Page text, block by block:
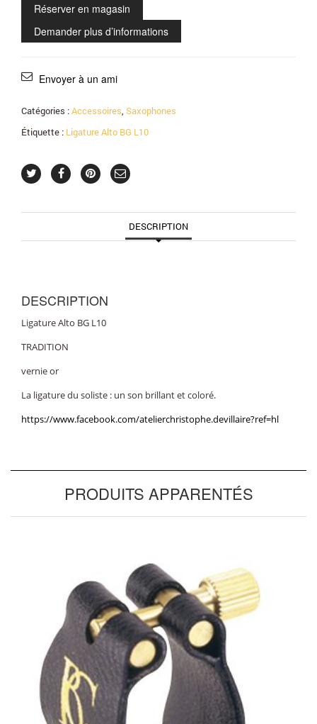
Réserver en magasin
Demander plus d’informations
Envoyer à un ami
Catégories :Accessoires Saxophones
Étiquette : Ligature Alto BG L10
DESCRIPTION
DESCRIPTION
Ligature Alto BG L10
TRADITION
vernie or
La ligature du soliste : un son brillant et coloré.
https://www.facebook.com/atelierchristophe.devillaire?ref=hl
PRODUITS APPARENTÉS